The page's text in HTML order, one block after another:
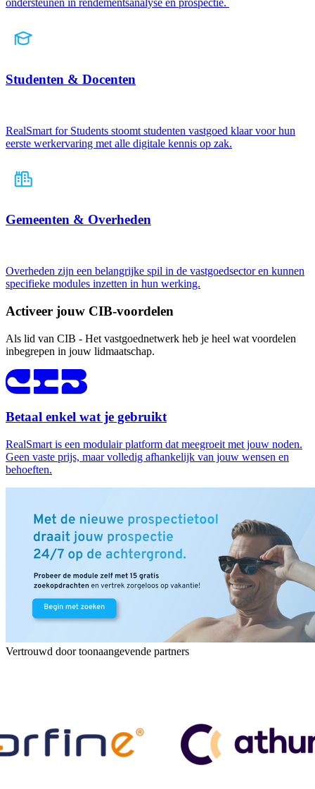
ondersteunen in rendementsanalyse en prospectie.
Studenten & Docenten
RealSmart for Students stoomt studenten vastgoed klaar voor hun
eerste werkervaring met alle digitale kennis op zak.
Gemeenten & Overheden
Overheden zijn een belangrijke spil in de vastgoedsector en kunnen
specifieke modules inzetten in hun werking.
Activeer jouw CIB-voordelen
Als lid van CIB - Het vastgoednetwerk heb je heel wat voordelen
inbegrepen in jouw lidmaatschap.
Betaal enkel wat je gebruikt
RealSmart is een modulair platform dat meegroeit met jouw noden.
Geen vaste prijs, maar volledig afhankelijk van jouw wensen en
behoeften.
Vertrouwd door toonaangevende partners